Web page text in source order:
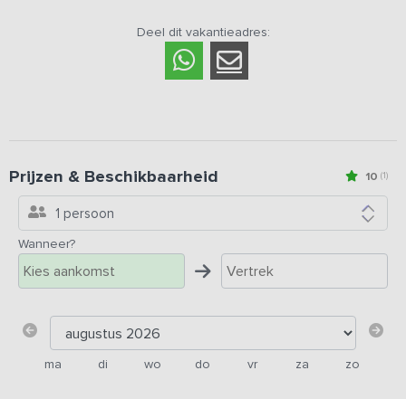
Deel dit vakantieadres:
10 (1)
Prijzen & Beschikbaarheid
1 persoon
Wanneer?
ma di wo do vr za zo